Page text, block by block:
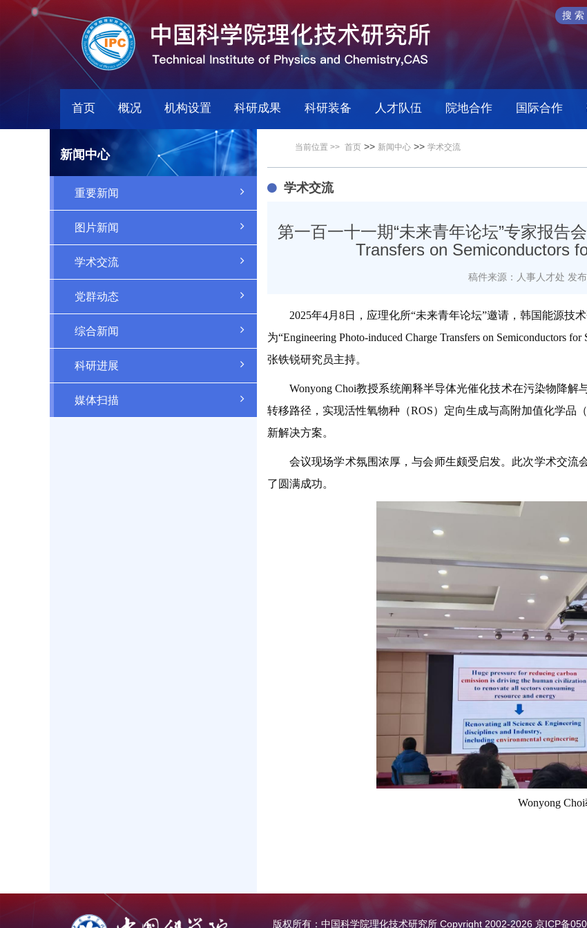
首页 概况 机构设置 科研成果 科研装备 人才队伍 院地合作 国际合作
新闻中心
重要新闻
图片新闻
学术交流
党群动态
综合新闻
科研进展
媒体扫描
当前位置 >> 首页 >> 新闻中心 >> 学术交流
学术交流
第一百一十一期“未来青年论坛”专家报告
Transfers on Semiconductors
稿件来源：人事人才处 发
2025年4月8日，应理化所“未来青年论坛”邀请，韩国能源技
为“Engineering Photo-induced Charge Transfers on Semiconductors
张铁锐研究员主持。
Wonyong Choi教授系统阐释半导体光催化技术在污染物降
转移路径，实现活性氧物种（ROS）定向生成与高附加值化学品
新解决方案。
会议现场学术氛围浓厚，与会师生颇受启发。此次学术交
了圆满成功。
Wonyong Choi
版权所有：中国科学院理化技术研究所 Copyright 2002-2026 京ICP备